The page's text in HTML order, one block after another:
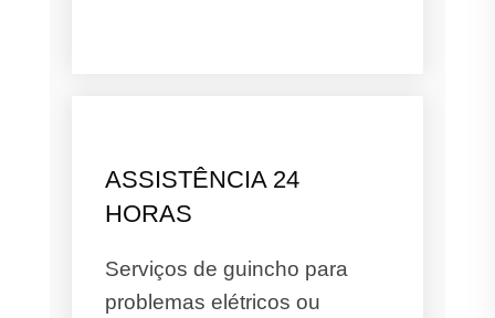
ASSISTÊNCIA 24
HORAS
Serviços de guincho para
problemas elétricos ou